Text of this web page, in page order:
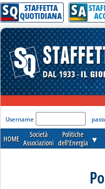
SQ STAFFETTA
QUOTIDIANA SA
'Modulo Login per
Username
HOME
Società
Associazioni
Politiche
dell'Energia ▼